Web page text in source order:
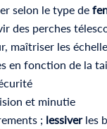
selon le type de
des perches
maîtriser les
en fonction de la
et minutie
; lessiverles